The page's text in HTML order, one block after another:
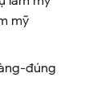
mỹ
đúng